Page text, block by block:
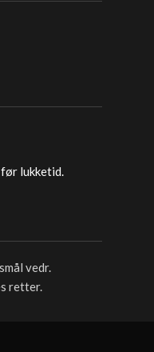
lukketid.
vedr.
retter.